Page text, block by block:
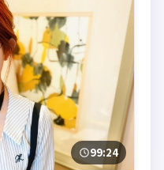
99:24